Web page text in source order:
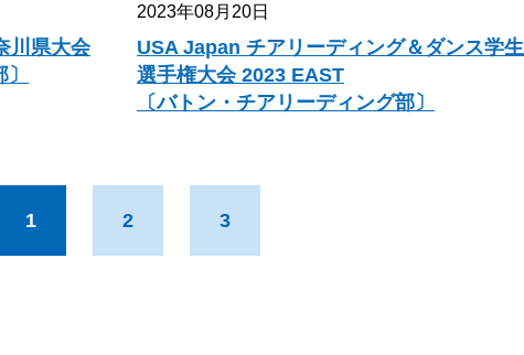
川県大会
2023年08月20日
USA Japan チアリーディング＆ダンス学生
選手権大会 2023 EAST
〔バトン・チアリーディング部〕
1 2 3